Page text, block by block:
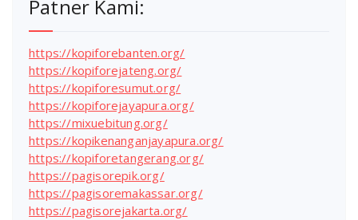
Patner Kami:
https://kopiforebanten.org/
https://kopiforejateng.org/
https://kopiforesumut.org/
https://kopiforejayapura.org/
https://mixuebitung.org/
https://kopikenanganjayapura.org/
https://kopiforetangerang.org/
https://pagisorepik.org/
https://pagisoremakassar.org/
https://pagisorejakarta.org/